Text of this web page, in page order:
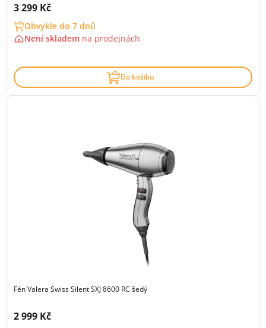
Cena s DPH:
3 299 Kč
Obvykle do 7 dnů
Není skladem na prodejnách
Do košíku
Fén Valera Swiss Silent SXJ 8600 RC šedý
Cena s DPH:
2 999 Kč